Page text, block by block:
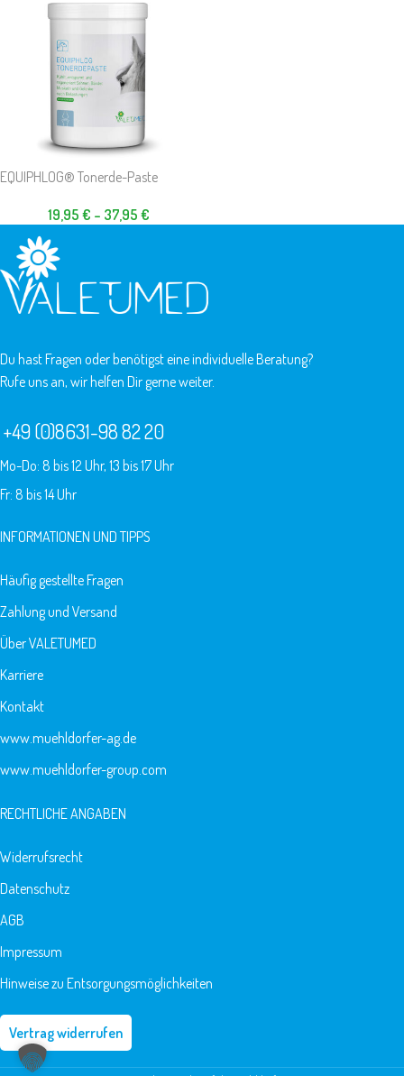
EQUIPHLOG® Tonerde-Paste
19,95 € – 37,95 €
Du hast Fragen oder benötigst eine individuelle Beratung?
Rufe uns an, wir helfen Dir gerne weiter.
+49 (0)8631-98 82 20
Mo-Do: 8 bis 12 Uhr, 13 bis 17 Uhr
Fr: 8 bis 14 Uhr
INFORMATIONEN UND TIPPS
Häufig gestellte Fragen
Zahlung und Versand
Über VALETUMED
Karriere
Kontakt
www.muehldorfer-ag.de
www.muehldorfer-group.com
RECHTLICHE ANGABEN
Widerrufsrecht
Datenschutz
AGB
Impressum
Hinweise zu Entsorgungsmöglichkeiten
Vertrag widerrufen